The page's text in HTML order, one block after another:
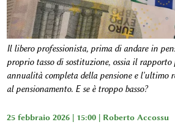
Il libero professionista, prima di andare in
proprio tasso di sostituzione, ossia il
annualità completa della pensione e l'ultimo
al pensionamento. E se è troppo basso?
25 febbraio 2026 | 15:00 | Roberto Accossu